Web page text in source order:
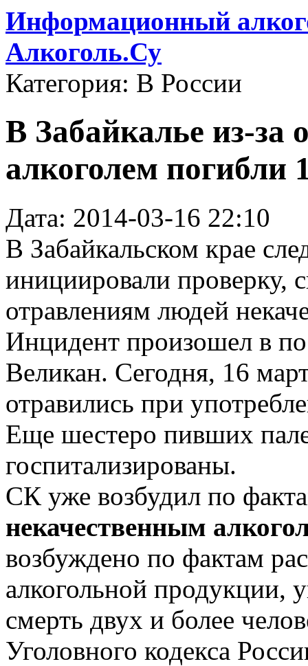
Информационный
Алкоголь.Су
Категория: В России
В Забайкалье из-за
алкоголем погибли
Дата: 2014-03-16 22:10
В Забайкальском крае
инициировали проверку,
отравлениям людей
Инцидент произошел в
Великан. Сегодня, 16
отравились при
Еще шестеро пивших
госпитализированы.
СК уже возбудил по
некачественным
возбуждено по фактам
алкогольной продукции,
смерть двух и более
Уголовного кодекса